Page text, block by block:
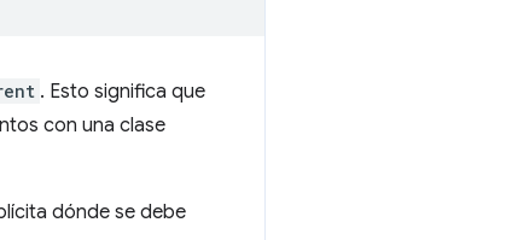
. Esto significa que
con una clase
dónde se debe